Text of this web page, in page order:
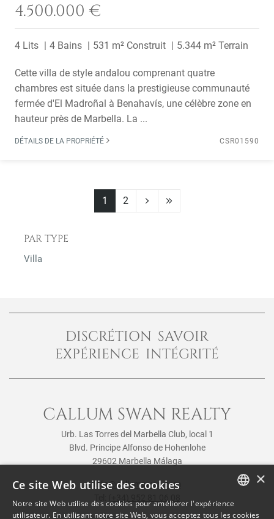
4.500.000 €
4 Lits 4 Bains 531 m² Construit 5.344 m² Terrain
Cette villa de style andalou comprenant quatre
chambres est située dans la prestigieuse communauté
fermée d'El Madroñal à Benahavís, une célèbre zone en
hauteur près de Marbella. La ...
DÉTAILS DE LA PROPRIÉTÉ CSR01590
1 2
PAR TYPE
Villa
DISCRÉTION SAVOIR
EXPÉRIENCE INTÉGRITÉ
CALLUM SWAN REALTY
Urb. Las Torres del Marbella Club, local 1
Blvd. Principe Alfonso de Hohenlohe
29602 Marbella Málaga
info@callumswan.com
ENGLISH
×
Ce site Web utilise des cookies
Notre site Web utilise des cookies pour améliorer l'expérience
utilisateur. En utilisant notre site Web, vous acceptez tous les cookies